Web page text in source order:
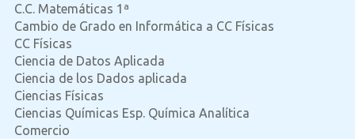
C.C. Matemáticas 1ª
Cambio de Grado en Informática a CC Físicas
CC Físicas
Ciencia de Datos Aplicada
Ciencia de los Dados aplicada
Ciencias Físicas
Ciencias Químicas Esp. Química Analítica
Comercio